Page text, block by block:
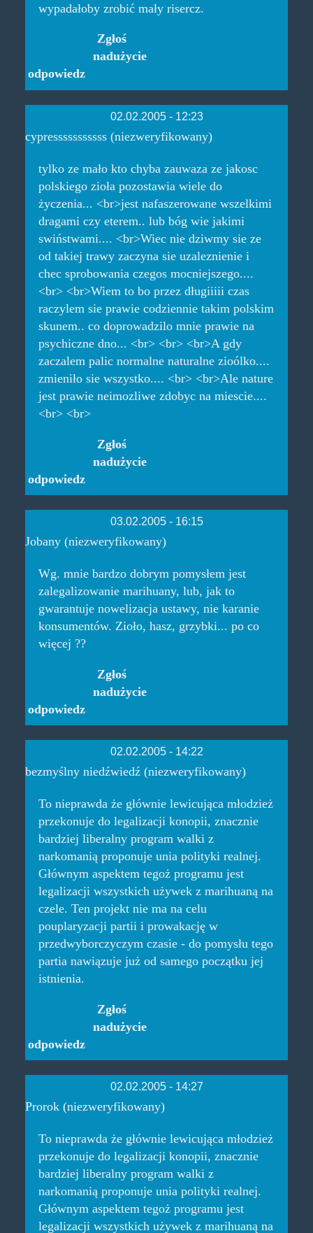
wypadałoby zrobić mały risercz.
odpowiedz
Zgłoś
nadużycie
02.02.2005 - 12:23
cypresssssssssss (niezweryfikowany)
tylko ze mało kto chyba zauwaza ze jakosc
polskiego zioła pozostawia wiele do
życzenia... <br>jest nafaszerowane wszelkimi
dragami czy eterem.. lub bóg wie jakimi
swiństwami.... <br>Wiec nie dziwmy sie ze
od takiej trawy zaczyna sie uzaleznienie i
chec sprobowania czegos mocniejszego....
<br> <br>Wiem to bo przez długiiiii czas
raczylem sie prawie codziennie takim polskim
skunem.. co doprowadzilo mnie prawie na
psychiczne dno... <br> <br> <br>A gdy
zaczalem palic normalne naturalne zioólko....
zmieniło sie wszystko.... <br> <br>Ale nature
jest prawie neimozliwe zdobyc na miescie....
<br> <br>
odpowiedz
Zgłoś
nadużycie
03.02.2005 - 16:15
Jobany (niezweryfikowany)
Wg. mnie bardzo dobrym pomysłem jest
zalegalizowanie marihuany, lub, jak to
gwarantuje nowelizacja ustawy, nie karanie
konsumentów. Zioło, hasz, grzybki... po co
więcej ??
odpowiedz
Zgłoś
nadużycie
02.02.2005 - 14:22
bezmyślny niedźwiedź (niezweryfikowany)
To nieprawda że głównie lewicująca młodzież
przekonuje do legalizacji konopii, znacznie
bardziej liberalny program walki z
narkomanią proponuje unia polityki realnej.
Głównym aspektem tegoż programu jest
legalizacji wszystkich używek z marihuaną na
czele. Ten projekt nie ma na celu
pouplaryzacji partii i prowakację w
przedwyborczyczym czasie - do pomysłu tego
partia nawiązuje już od samego początku jej
istnienia.
odpowiedz
Zgłoś
nadużycie
02.02.2005 - 14:27
Prorok (niezweryfikowany)
To nieprawda że głównie lewicująca młodzież
przekonuje do legalizacji konopii, znacznie
bardziej liberalny program walki z
narkomanią proponuje unia polityki realnej.
Głównym aspektem tegoż programu jest
legalizacji wszystkich używek z marihuaną na